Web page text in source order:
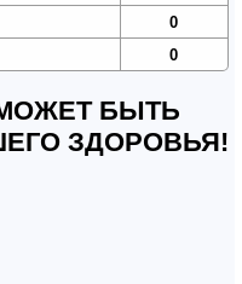
0
0
БЫТЬ
ЗДОРОВЬЯ!